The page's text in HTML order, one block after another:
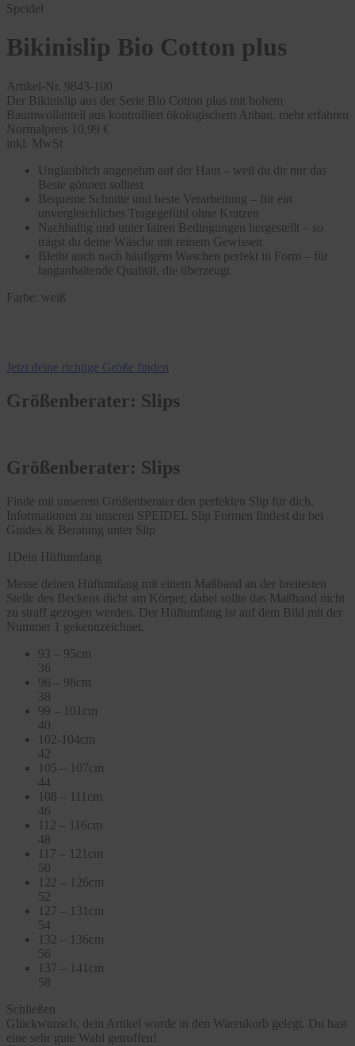
Speidel
Bikinislip Bio Cotton plus
Artikel-Nr. 9843-100
Der Bikinislip aus der Serie Bio Cotton plus mit hohem
Baumwollanteil aus kontrolliert ökologischem Anbau. mehr erfahren
Normalpreis 10,99 €
inkl. MwSt
Unglaublich angenehm auf der Haut – weil du dir nur das
Beste gönnen solltest
Bequeme Schnitte und beste Verarbeitung – für ein
unvergleichliches Tragegefühl ohne Kratzen
Nachhaltig und unter fairen Bedingungen hergestellt – so
trägst du deine Wäsche mit reinem Gewissen
Bleibt auch nach häufigem Waschen perfekt in Form – für
langanhaltende Qualität, die überzeugt
Farbe: weiß
Jetzt deine richtige Größe finden
Größenberater: Slips
Größenberater: Slips
Finde mit unserem Größenberater den perfekten Slip für dich.
Informationen zu unseren SPEIDEL Slip Formen findest du bei
Guides & Beratung unter Slip
1 Dein Hüftumfang
Messe deinen Hüftumfang mit einem Maßband an der breitesten
Stelle des Beckens dicht am Körper, dabei sollte das Maßband nicht
zu straff gezogen werden. Der Hüftumfang ist auf dem Bild mit der
Nummer 1 gekennzeichnet.
93 – 95cm
36
96 – 98cm
38
99 – 101cm
40
102-104cm
42
105 – 107cm
44
108 – 111cm
46
112 – 116cm
48
117 – 121cm
50
122 – 126cm
52
127 – 131cm
54
132 – 136cm
56
137 – 141cm
58
Schließen
Glückwunsch, dein Artikel wurde in den Warenkorb gelegt. Du hast
eine sehr gute Wahl getroffen!